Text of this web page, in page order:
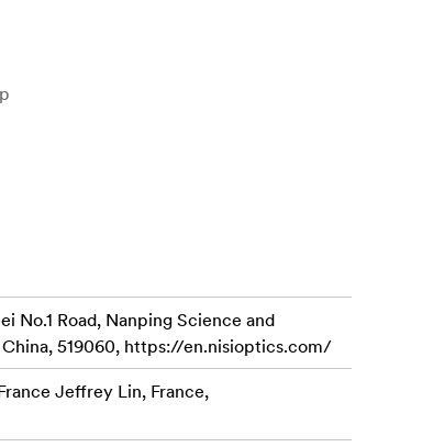
No.1 Road, Nanping Science and
519060, https://en.nisioptics.com/
Jeffrey Lin, France,